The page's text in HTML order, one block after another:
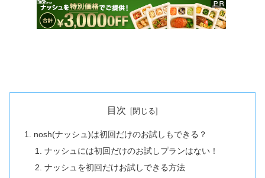
目次
nosh(ナッシュ)は初回だけのお試しもできる？
ナッシュには初回だけのお試しプランはない！
ナッシュを初回だけお試しできる方法